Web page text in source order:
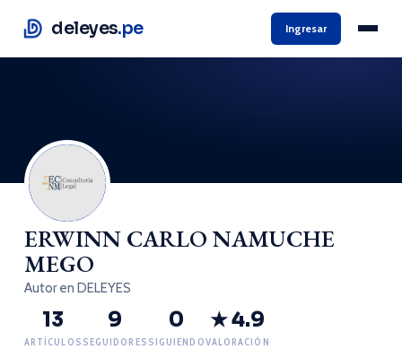
deleyes.pe Ingresar
ERWINN CARLO NAMUCHE
MEGO
Autor en DELEYES
13
ARTÍCULOS
9
SEGUIDORES
0
SIGUIENDO
★ 4.9
VALORACIÓN